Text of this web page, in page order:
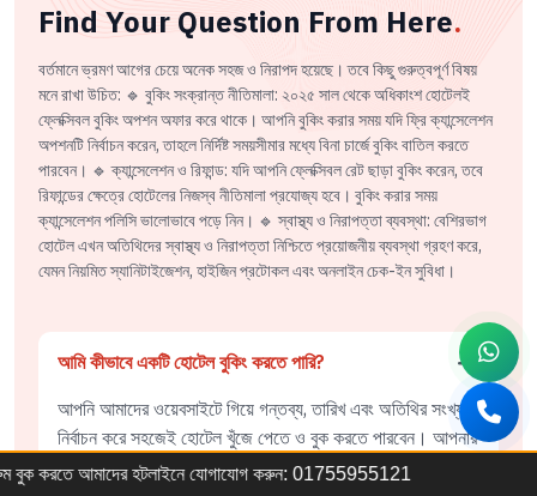
Find Your Question From Here.
বর্তমানে ভ্রমণ আগের চেয়ে অনেক সহজ ও নিরাপদ হয়েছে। তবে কিছু গুরুত্বপূর্ণ বিষয়
মনে রাখা উচিত: 🔹 বুকিং সংক্রান্ত নীতিমালা: ২০২৫ সাল থেকে অধিকাংশ হোটেলই
ফ্লেক্সিবল বুকিং অপশন অফার করে থাকে। আপনি বুকিং করার সময় যদি ফ্রি ক্যান্সেলেশন
অপশনটি নির্বাচন করেন, তাহলে নির্দিষ্ট সময়সীমার মধ্যে বিনা চার্জে বুকিং বাতিল করতে
পারবেন। 🔹 ক্যান্সেলেশন ও রিফান্ড: যদি আপনি ফ্লেক্সিবল রেট ছাড়া বুকিং করেন, তবে
রিফান্ডের ক্ষেত্রে হোটেলের নিজস্ব নীতিমালা প্রযোজ্য হবে। বুকিং করার সময়
ক্যান্সেলেশন পলিসি ভালোভাবে পড়ে নিন। 🔹 স্বাস্থ্য ও নিরাপত্তা ব্যবস্থা: বেশিরভাগ
হোটেল এখন অতিথিদের স্বাস্থ্য ও নিরাপত্তা নিশ্চিতে প্রয়োজনীয় ব্যবস্থা গ্রহণ করে,
যেমন নিয়মিত স্যানিটাইজেশন, হাইজিন প্রটোকল এবং অনলাইন চেক-ইন সুবিধা।
আমি কীভাবে একটি হোটেল বুকিং করতে পারি?
আপনি আমাদের ওয়েবসাইটে গিয়ে গন্তব্য, তারিখ এবং অতিথির সংখ্যা
নির্বাচন করে সহজেই হোটেল খুঁজে পেতে ও বুক করতে পারবেন। আপনার
পছন্দের হোটেলটি সিলেক্ট করে প্রয়োজনীয় তথ্য দিয়ে বুকিং সম্পন্ন
যোগাযোগ করুন: 01755955121